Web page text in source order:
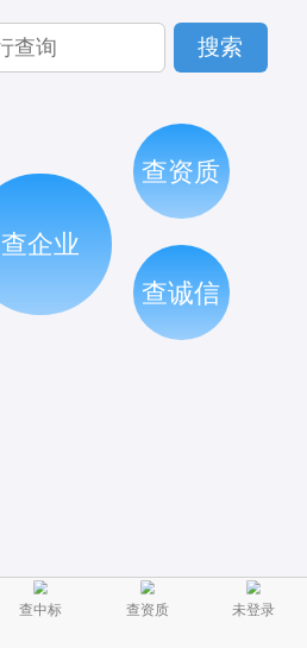
搜索
查资质
查企业
查诚信
查中标 查资质 未登录